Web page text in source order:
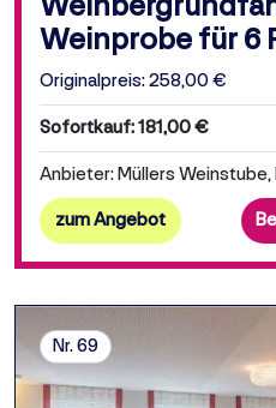
Weinprobe für 6
Originalpreis: 258,00 €
Sofortkauf: 181,00 €
Anbieter: Müllers Weinstube,
zum Angebot
Nr. 69